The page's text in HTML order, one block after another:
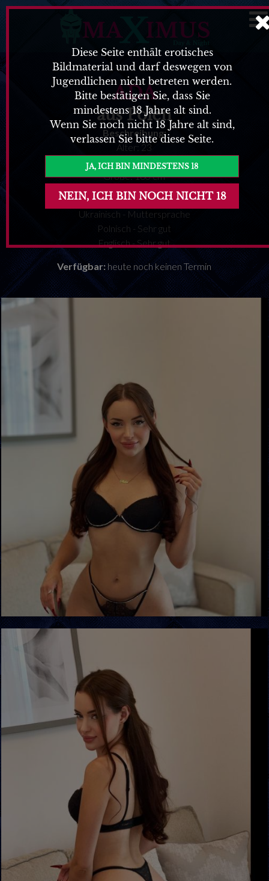
ADA
aus Polen
Beschreibung:
Alter: 23
Gewicht: 50 kg
Größe: 160 cm
Sprachen:
Ukrainisch - Muttersprache
Polnisch - Sehr gut
Englisch - Sehr gut
Verfügbar:heute noch keinen Termin
Diese Seite enthält erotisches
Bildmaterial und darf deswegen von
Jugendlichen nicht betreten werden.
Bitte bestätigen Sie, dass Sie
mindestens 18 Jahre alt sind.
Wenn Sie noch nicht 18 Jahre alt sind,
verlassen Sie bitte diese Seite.